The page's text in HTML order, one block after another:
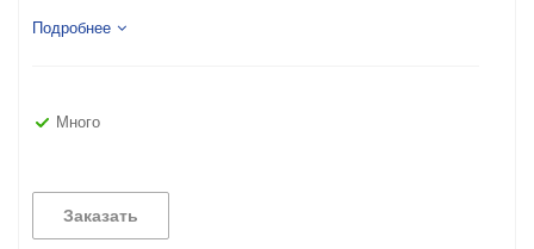
Подробнее
Много
Заказать